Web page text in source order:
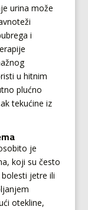
urina može
i
u hitnim
plućno
tekućine iz
je
koji su često
jetre ili
otekline,